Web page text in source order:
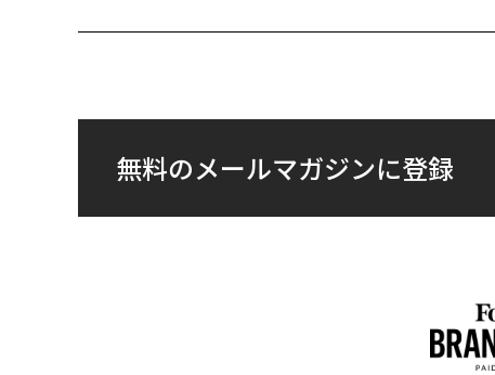
無料のメールマガジンに登録